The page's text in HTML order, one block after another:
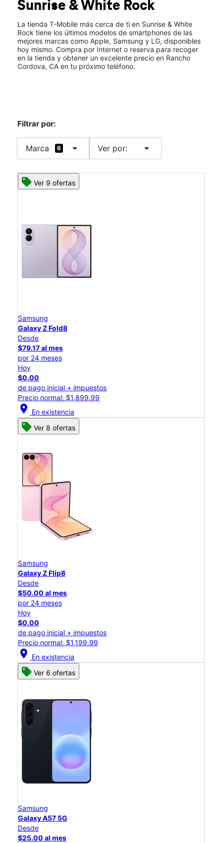
Vie.:10:00 a.m. a 8:00 p.m.
3110 Sunrise Blvd Ste 200 Rancho Cordova, CA 95742
Sunrise & White Rock
La tienda T-Mobile más cerca de ti en Sunrise & White
Rock tiene los últimos modelos de smartphones de las
mejores marcas como Apple, Samsung y LG, disponibles
hoy mismo. Compra por Internet o reserva para recoger
en la tienda y obtener un excelente precio en Rancho
Cordova, CA en tu próximo teléfono.
Filtrar por:
Marca 6 arrow_drop_down Ver por: arrow_drop_down
Ver 9 ofertas
Samsung
Galaxy Z Fold8
Desde
$79.17 al mes
por 24 meses
Hoy
$0.00
de pago inicial + impuestos
Precio normal: $1,899.99
location_on En existencia
Ver 8 ofertas
Samsung
Galaxy Z Flip8
Desde
$50.00 al mes
por 24 meses
Hoy
$0.00
de pago inicial + impuestos
Precio normal: $1,199.99
location_on En existencia
Ver 6 ofertas
Samsung
Galaxy A57 5G
Desde
$25.00 al mes